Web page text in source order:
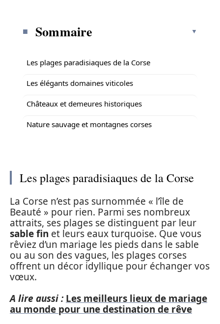
Sommaire
Les plages paradisiaques de la Corse
Les élégants domaines viticoles
Châteaux et demeures historiques
Nature sauvage et montagnes corses
Les plages paradisiaques de la Corse
La Corse n’est pas surnommée « l’île de
Beauté » pour rien. Parmi ses nombreux
attraits, ses plages se distinguent par leur
sable fin et leurs eaux turquoise. Que vous
rêviez d’un mariage les pieds dans le sable
ou au son des vagues, les plages corses
offrent un décor idyllique pour échanger vos
vœux.
A lire aussi : Les meilleurs lieux de mariage
au monde pour une destination de rêve